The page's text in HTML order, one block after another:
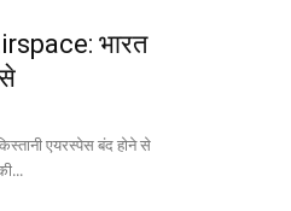
भारत
एयरस्पेस बंद होने से